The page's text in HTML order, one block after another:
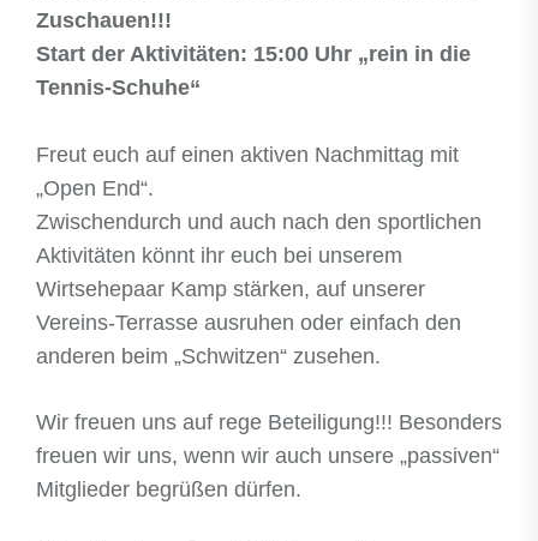
Zuschauen!!!
Start der Aktivitäten: 15:00 Uhr „rein in die
Tennis-Schuhe“
Freut euch auf einen aktiven Nachmittag mit
„Open End“.
Zwischendurch und auch nach den sportlichen
Aktivitäten könnt ihr euch bei unserem
Wirtsehepaar Kamp stärken, auf unserer
Vereins-Terrasse ausruhen oder einfach den
anderen beim „Schwitzen“ zusehen.
Wir freuen uns auf rege Beteiligung!!! Besonders
freuen wir uns, wenn wir auch unsere „passiven“
Mitglieder begrüßen dürfen.